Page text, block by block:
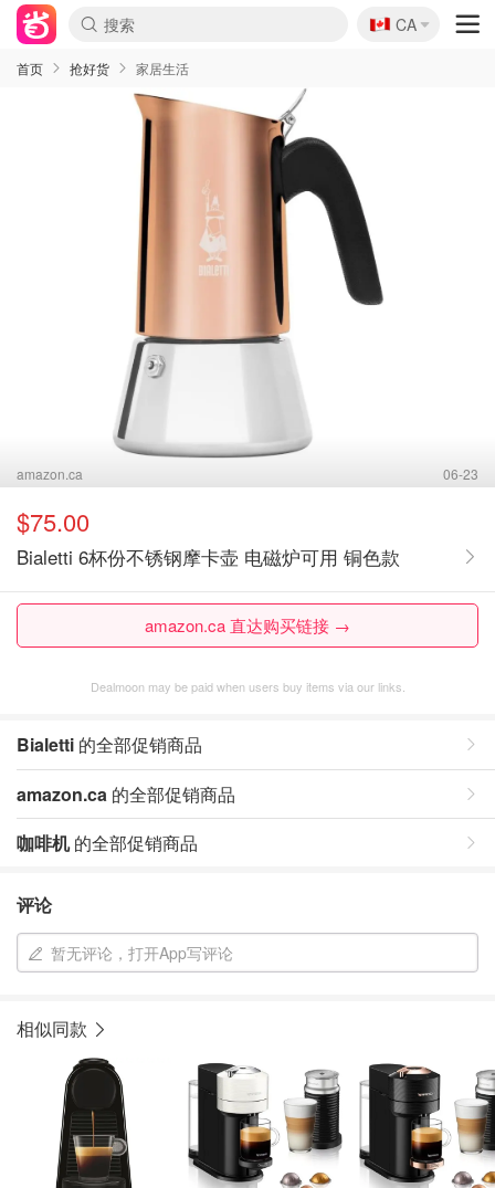
🇨🇦
CA
首页 抢好货 家居生活
amazon.ca 06-23
$75.00
Bialetti 6杯份不锈钢摩卡壶 电磁炉可用 铜色款
amazon.ca 直达购买链接 →
Dealmoon may be paid when users buy items via our links.
Bialetti 的全部促销商品
amazon.ca 的全部促销商品
咖啡机的全部促销商品
评论
暂无评论，打开App写评论
相似同款